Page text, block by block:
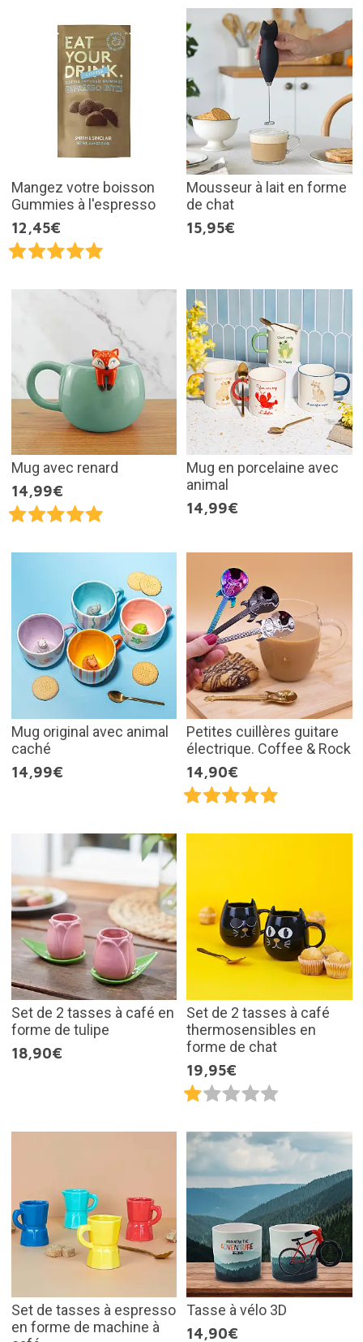
Mangez votre boisson
Gummies à l'espresso
12,45€
Mousseur à lait en forme
de chat
15,95€
Mug avec renard
14,99€
Mug en porcelaine avec
animal
14,99€
Mug original avec animal
caché
14,99€
Petites cuillères guitare
électrique. Coffee & Rock
14,90€
Set de 2 tasses à café en
forme de tulipe
18,90€
Set de 2 tasses à café
thermosensibles en
forme de chat
19,95€
Set de tasses à espresso
en forme de machine à
Tasse à vélo 3D
14,90€